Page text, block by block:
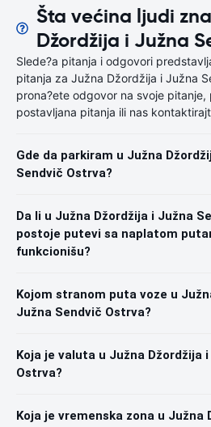
Šta većina ljudi
Džordžija i Južna
Slede?a pitanja i odgovori
pitanja za Južna Džordžija i Južna
prona?ete odgovor na svoje
postavljana pitanja ili nas
Gde da parkiram u Južna
Sendvič Ostrva?
Da li u Južna Džordžija i Južna
postoje putevi sa naplatom
funkcionišu?
Kojom stranom puta voze u
Južna Sendvič Ostrva?
Koja je valuta u Južna Džordžija
Ostrva?
Koja je vremenska zona u Južna